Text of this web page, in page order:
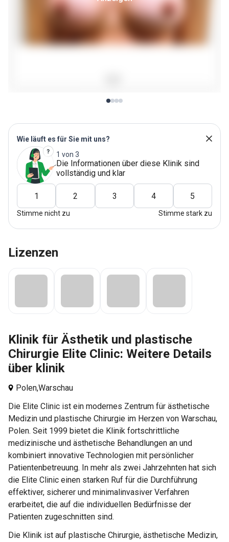
Wie läuft es für Sie mit uns?
1 von 3
Die Informationen über diese Klinik sind
vollständig und klar
1 2 3 4 5
Stimme nicht zu Stimme stark zu
Lizenzen
Klinik für Ästhetik und plastische
Chirurgie Elite Clinic: Weitere Details
über klinik
Polen,Warschau
Die Elite Clinic ist ein modernes Zentrum für ästhetische
Medizin und plastische Chirurgie im Herzen von Warschau,
Polen. Seit 1999 bietet die Klinik fortschrittliche
medizinische und ästhetische Behandlungen an und
kombiniert innovative Technologien mit persönlicher
Patientenbetreuung. In mehr als zwei Jahrzehnten hat sich
die Elite Clinic einen starken Ruf für die Durchführung
effektiver, sicherer und minimalinvasiver Verfahren
erarbeitet, die auf die individuellen Bedürfnisse der
Patienten zugeschnitten sind.
Die Klinik ist auf plastische Chirurgie, ästhetische Medizin,